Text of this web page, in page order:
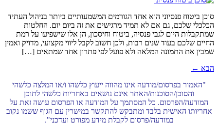
סוכן ביטוח פנסיוני הוא אחד הגורמים המשמעותיים ביותר בניהול העתיד
הכלכלי שלכם, גם אם לא תמיד מרגישים את זה ביום יום. החלטות
שמתקבלות היום לגבי פנסיה, ביטוח וחיסכון, הן אלו שישפיעו על רמת
החיים שלכם בעוד שנים רבות, ולכן חשוב לקבל ליווי מקצועי, מדויק ואמין
שמבין את התמונה המלאה ולא פועל לפי פתרון אחד שמתאים […]
הבא ←
"האמור בפרסום/מודעה אינו מהווה ייעוץ כלשהו ו/או המלצה כלשהי
והסוכן/הסוכנות/האתר אינם נושאים באחריות כלשהי לתוכן
המודעה/הפרסום. כל המסתמך על המודעה או הפרסום עושה זאת על
אחריותו האישית בלבד ומתבקש להתקשר במישרין עם הגוף ששמו נקוב
במודעה/פרסום לקבלת מידע מפורט ועדכני".